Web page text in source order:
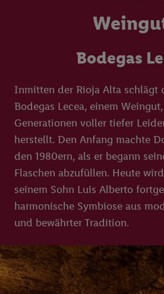
Bodegas
Inmitten der Rioja Alta schlägt
Bodegas Lecea, einem
Generationen voller tiefer
herstellt. Den Anfang machte
den 1980ern, als er begann
Flaschen abzufüllen. Heute
seinem Sohn Luis Alberto
harmonische Symbiose aus
und bewährter Tradition.